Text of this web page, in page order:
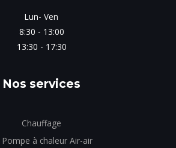
Lun- Ven
8:30 - 13:00
13:30 - 17:30
Nos services
Chauffage
Pompe à chaleur Air-air